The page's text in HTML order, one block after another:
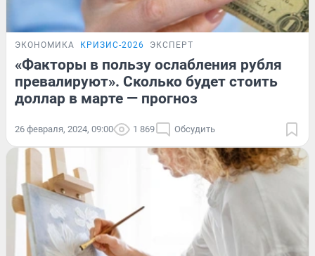
ЭКОНОМИКА КРИЗИС-2026 ЭКСПЕРТ
«Факторы в пользу ослабления рубля
превалируют». Сколько будет стоить
доллар в марте — прогноз
26 февраля, 2024, 09:00 1 869 Обсудить